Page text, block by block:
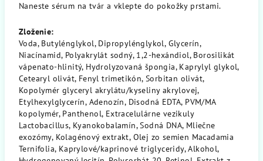
Naneste sérum na tvár a vklepte do pokožky prstami.
Zloženie:
Voda, Butylénglykol, Dipropylénglykol, Glycerín,
Niacínamid, Polyakrylát sodný, 1,2-hexándiol, Borosilikát
vápenato-hlinitý, Hydrolyzovaná špongia, Kaprylyl glykol,
Cetearyl olivát, Fenyl trimetikón, Sorbitan olivát,
Kopolymér glyceryl akrylátu/kyseliny akrylovej,
Etylhexylglycerín, Adenozín, Disodná EDTA, PVM/MA
kopolymér, Panthenol, Extracelulárne vezikuly
Lactobacillus, Kyanokobalamín, Sodná DNA, Mliečne
exozómy, Kolagénový extrakt, Olej zo semien Macadamia
Ternifolia, Kaprylové/kaprinové triglyceridy, Alkohol,